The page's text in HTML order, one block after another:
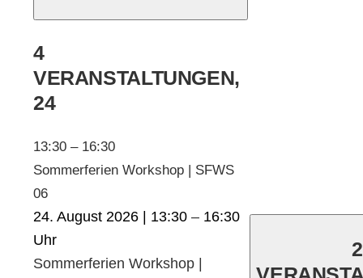
4
VERANSTALTUNGEN,
24
13:30 – 16:30
Sommerferien Workshop | SFWS
06
24. August 2026 | 13:30– 16:30
Sommerferien Workshop |
2